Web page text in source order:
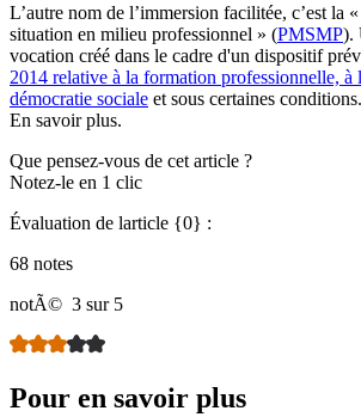
L’autre nom de l’immersion facilitée, c’est la
situation en milieu professionnel » (PMSMP).
vocation créé dans le cadre d'un dispositif
2014 relative à la formation professionnelle, à
démocratie sociale et sous certaines conditions.
En savoir plus.
Que pensez-vous de cet article ?
Notez-le en 1 clic
Évaluation de larticle {0} :
68 notes
notÃ© 3 sur 5
Pour en savoir plus